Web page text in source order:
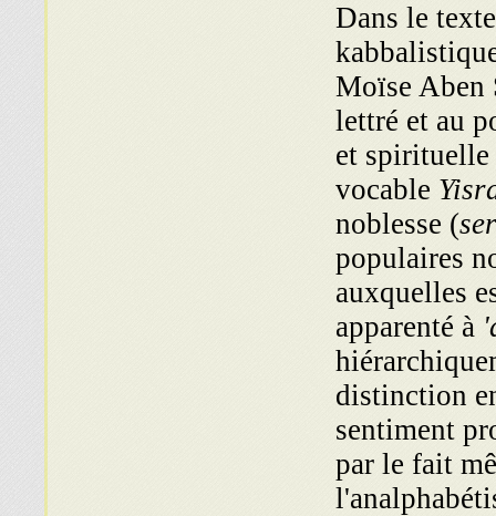
Dans le
Moïse Aben
lettré et au
et spiri­tuelle
vocable
noblesse (
populaires
auxquelles
apparenté à
distinction
sentiment
par le fait